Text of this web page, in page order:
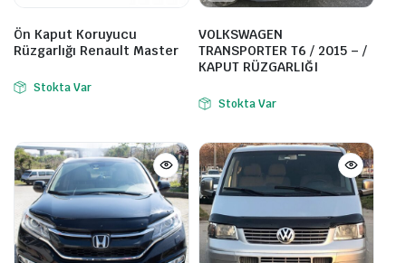
Ön Kaput Koruyucu
Rüzgarlığı Renault Master
Stokta Var
VOLKSWAGEN
TRANSPORTER T6 / 2015 – /
KAPUT RÜZGARLIĞI
Stokta Var